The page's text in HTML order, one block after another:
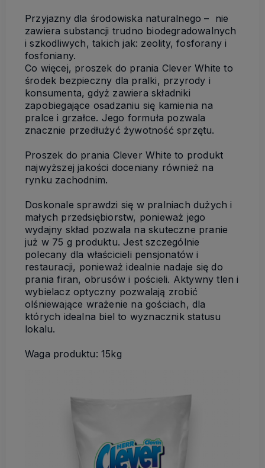
Przyjazny dla środowiska naturalnego – nie
zawiera substancji trudno biodegradowalnych
i szkodliwych, takich jak: zeolity, fosforany i
fosfoniany.
Co więcej, proszek do prania Clever White to
środek bezpieczny dla pralki, przyrody i
konsumenta, gdyż zawiera składniki
zapobiegające osadzaniu się kamienia na
pralce i grzałce. Jego formuła pozwala
znacznie przedłużyć żywotność sprzętu.
Proszek do prania Clever White to produkt
najwyższej jakości doceniany również na
rynku zachodnim.
Doskonale sprawdzi się w pralniach dużych i
małych przedsiębiorstw, ponieważ jego
wydajny skład pozwala na skuteczne pranie
już w 75 g produktu. Jest szczególnie
polecany dla właścicieli pensjonatów i
restauracji, ponieważ idealnie nadaje się do
prania firan, obrusów i pościeli. Aktywny tlen i
wybielacz optyczny pozwalają zrobić
olśniewające wrażenie na gościach, dla
których idealna biel to wyznacznik statusu
lokalu.
Waga produktu: 15kg